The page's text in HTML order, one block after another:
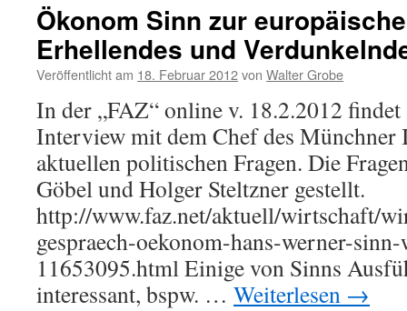
Ökonom Sinn zur
Erhellendes und
Veröffentlicht am 18. Februar 2012von Walter Grobe
In der „FAZ“ online v. 18.2.2012
Interview mit dem Chef des
aktuellen politischen Fragen. Die
Göbel und Holger Steltzner gestellt.
http://www.faz.net/aktuell/wirtschaft/
gespraech-oekonom-hans-werner-
11653095.html Einige von Sinns
interessant, bspw. … Weiterlesen →